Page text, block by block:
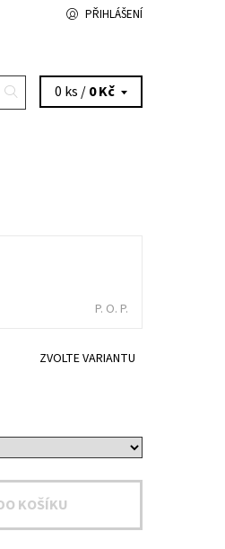
PŘIHLÁŠENÍ
0 ks /0 Kč
P. O. P.
ZVOLTE VARIANTU